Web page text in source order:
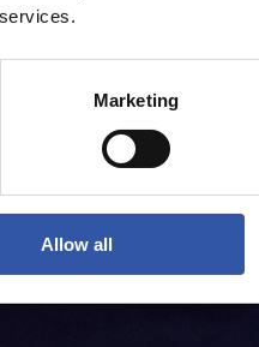
Marketing
Allow all